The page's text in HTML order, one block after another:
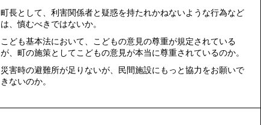
町長として、利害関係者と疑惑を持たれかねないような行為など
は、慎むべきではないか。
こども基本法において、こどもの意見の尊重が規定されている
が、町の施策としてこどもの意見が本当に尊重されているのか。
災害時の避難所が足りないが、民間施設にもっと協力をお願いで
きないのか。